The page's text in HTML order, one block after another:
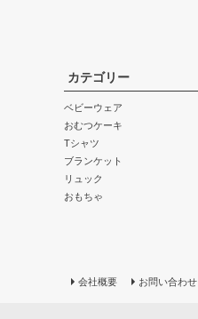
カテゴリー
ベビーウェア
おむつケーキ
Tシャツ
ブランケット
リュック
おもちゃ
会社概要 お問い合わせ